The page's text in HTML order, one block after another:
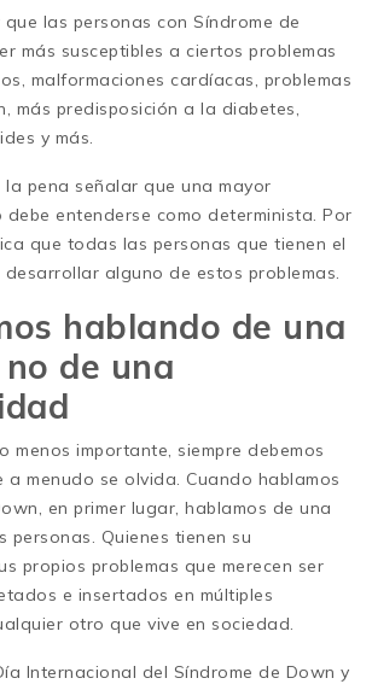
las personas con Síndrome de
más susceptibles a ciertos problemas
malformaciones cardíacas, problemas
más predisposición a la diabetes,
y más.
la pena señalar que una mayor
debe entenderse como determinista. Por
que todas las personas que tienen el
alguno de estos problemas.
hablando de una
de una
menos importante, siempre debemos
menudo se olvida. Cuando hablamos
en primer lugar, hablamos de una
personas. Quienes tienen su
propios problemas que merecen ser
e insertados en múltiples
otro que vive en sociedad.
Internacional del Síndrome de Down y